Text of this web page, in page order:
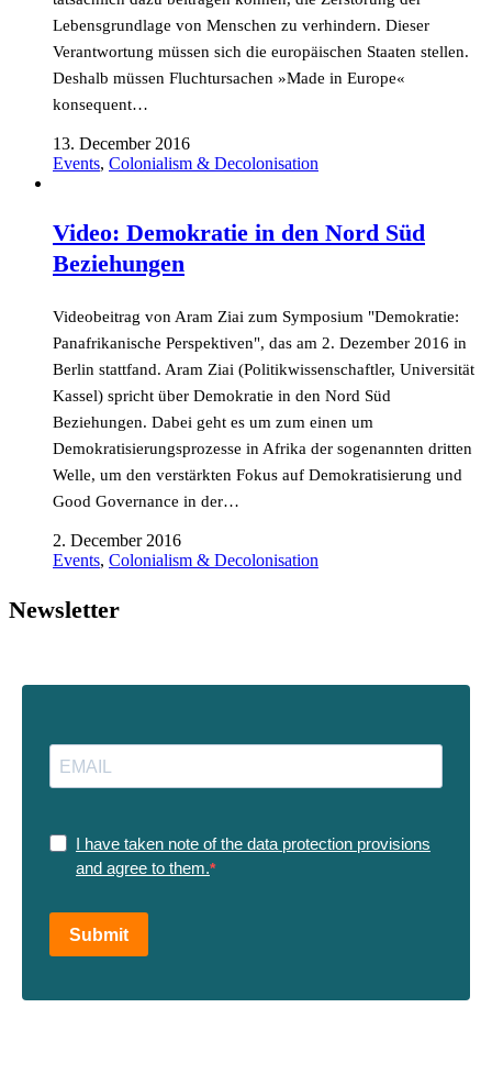
Lebensgrundlage von Menschen zu verhindern. Dieser
Verantwortung müssen sich die europäischen Staaten stellen.
Deshalb müssen Fluchtursachen »Made in Europe«
konsequent…
13. December 2016
Events, Colonialism & Decolonisation
Video: Demokratie in den Nord Süd
Beziehungen
Videobeitrag von Aram Ziai zum Symposium "Demokratie:
Panafrikanische Perspektiven", das am 2. Dezember 2016 in
Berlin stattfand. Aram Ziai (Politikwissenschaftler, Universität
Kassel) spricht über Demokratie in den Nord Süd
Beziehungen. Dabei geht es um zum einen um
Demokratisierungsprozesse in Afrika der sogenannten dritten
Welle, um den verstärkten Fokus auf Demokratisierung und
Good Governance in der…
2. December 2016
Events, Colonialism & Decolonisation
Newsletter
I have taken note of the data protection provisions
and agree to them.
Submit